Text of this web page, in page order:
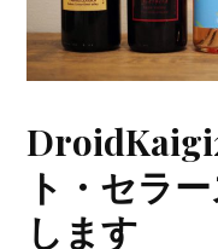
ト・セラ
します